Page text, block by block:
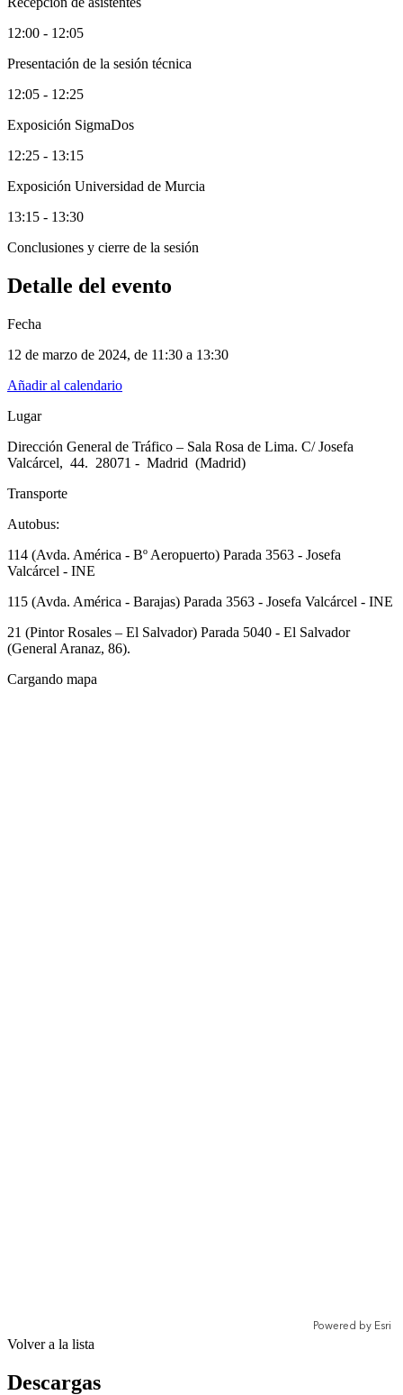
12:00 - 12:05
Presentación de la sesión técnica
12:05 - 12:25
Exposición SigmaDos
12:25 - 13:15
Exposición Universidad de Murcia
13:15 - 13:30
Conclusiones y cierre de la sesión
Detalle del evento
Fecha
12 de marzo de 2024, de 11:30 a 13:30
Añadir al calendario
Lugar
Dirección General de Tráfico – Sala Rosa de Lima. C/ Josefa
Valcárcel, 44. 28071 - Madrid (Madrid)
Transporte
Autobus:
114 (Avda. América - Bº Aeropuerto) Parada 3563 - Josefa
Valcárcel - INE
115 (Avda. América - Barajas) Parada 3563 - Josefa Valcárcel - INE
21 (Pintor Rosales – El Salvador) Parada 5040 - El Salvador
(General Aranaz, 86).
Cargando mapa
Volver a la lista
Descargas